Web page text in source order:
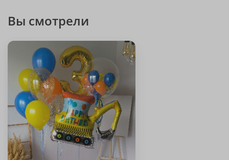
Вы смотрели